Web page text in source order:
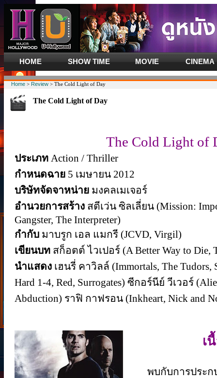
HOME SHOW TIME MOVIE CINEMA
Home > Review > The Cold Light of Day
The Cold Light of Day
The Cold Light of
ประเภท Action / Thriller
กำหนดฉาย 5 เมษายน 2012
บริษัทจัดจาหน่าย มงคลเมเจอร์
อำนวยการสร้าง สตีเว่น ซิลเลี่ยน (Mission:
Gangster, The Interpreter)
กำกับ มาบรูก เอล แมกรี (JCVD, Virgil)
เขียนบท สก็อตต์ ไวเปอร์ (A Better Way to Die,
นำแสดง เฮนรี่ คาวิลล์ (Immortals, The
Hard 1-4, Red, Surrogates) ซีกอร์นีย์ วีเวอร์
Abduction) ราฟิ กาฟรอน (Inkheart, Nick and
เ
พบกับการประกบ